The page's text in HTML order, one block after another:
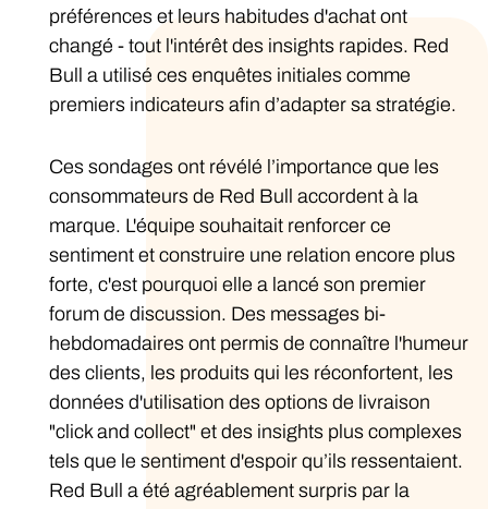
préférences et leurs habitudes d'achat ont
changé - tout l'intérêt des insights rapides. Red
Bull a utilisé ces enquêtes initiales comme
premiers indicateurs afin d’adapter sa stratégie.
Ces sondages ont révélé l’importance que les
consommateurs de Red Bull accordent à la
marque. L'équipe souhaitait renforcer ce
sentiment et construire une relation encore plus
forte, c'est pourquoi elle a lancé son premier
forum de discussion. Des messages bi-
hebdomadaires ont permis de connaître l'humeur
des clients, les produits qui les réconfortent, les
données d'utilisation des options de livraison
"click and collect" et des insights plus complexes
tels que le sentiment d'espoir qu’ils ressentaient.
Red Bull a été agréablement surpris par la